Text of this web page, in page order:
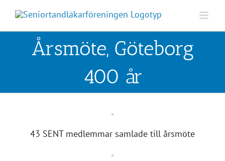
innehållet
Årsmöte, Göteborg
400 år
43 SENT medlemmar samlade till årsmöte